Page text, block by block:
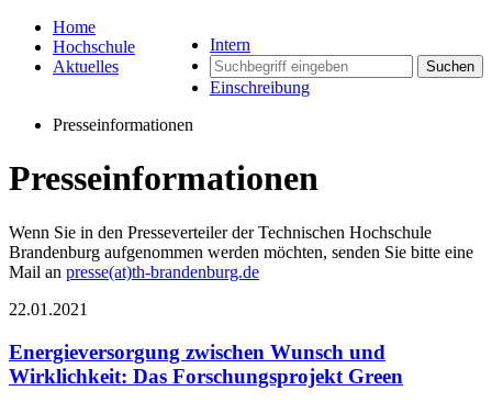
Intern
Suchen
Einschreibung
Home
Hochschule
Aktuelles
Presseinformationen
Presseinformationen
Wenn Sie in den Presseverteiler der Technischen Hochschule
Brandenburg aufgenommen werden möchten, senden Sie bitte eine
Mail an presse(at)th-brandenburg.de
22.01.2021
Energieversorgung zwischen Wunsch und
Wirklichkeit: Das Forschungsprojekt Green